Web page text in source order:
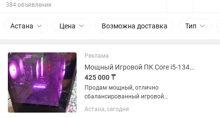
384 объявления
Астана Цена Возможна доставка Тип
Реклама
Мощный Игровой ПК Core i5-13400F / RTX 4060 Ti 8GB / 16GB DDR5 XPG
425 000 ₸
Продам мощный, отлично
сбалансированный игровой
компьютер в идеальном состоянии.
Собрана ультимативная игровая
Астана, сегодня